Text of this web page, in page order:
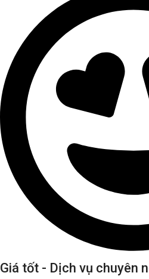
Giá tốt - Dịch vụ chuyên